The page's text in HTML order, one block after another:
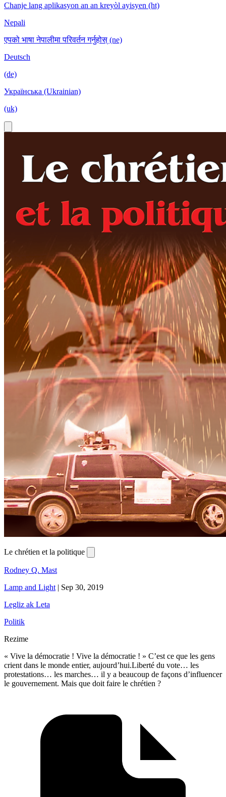
Chanje lang aplikasyon an an kreyòl ayisyen (ht)
Nepali
एपको भाषा नेपालीमा परिवर्तन गर्नुहोस् (ne)
Deutsch
(de)
Українська (Ukrainian)
(uk)
Le chrétien et la politique
Rodney Q. Mast
Lamp and Light | Sep 30, 2019
Legliz ak Leta
Politik
Rezime
« Vive la démocratie ! Vive la démocratie ! » C’est ce que les gens
crient dans le monde entier, aujourd’hui.Liberté du vote… les
protestations… les marches… il y a beaucoup de façons d’influencer
le gouvernement. Mais que doit faire le chrétien ?